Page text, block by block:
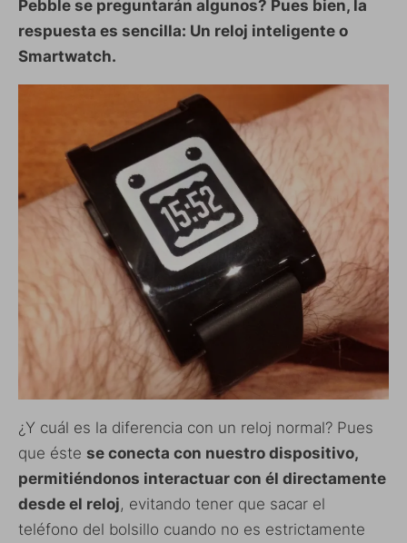
Pebble se preguntarán algunos? Pues bien, la
respuesta es sencilla: Un reloj inteligente o
Smartwatch.
¿Y cuál es la diferencia con un reloj normal? Pues
que éste se conecta con nuestro dispositivo,
permitiéndonos interactuar con él directamente
desde el reloj, evitando tener que sacar el
teléfono del bolsillo cuando no es estrictamente